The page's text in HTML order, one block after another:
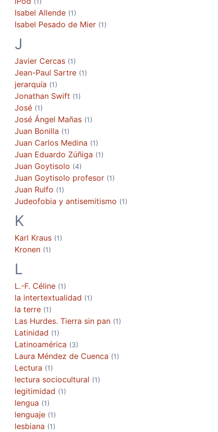
Isabel Allende (1)
Isabel Pesado de Mier (1)
J
Javier Cercas (1)
Jean-Paul Sartre (1)
jerarquía (1)
Jonathan Swift (1)
José (1)
José Ángel Mañas (1)
Juan Bonilla (1)
Juan Carlos Medina (1)
Juan Eduardo Zúñiga (1)
Juan Goytisolo (4)
Juan Goytisolo profesor (1)
Juan Rulfo (1)
Judeofobia y antisemitismo (1)
K
Karl Kraus (1)
Kronen (1)
L
L.-F. Céline (1)
la intertextualidad (1)
la terre (1)
Las Hurdes. Tierra sin pan (1)
Latinidad (1)
Latinoamérica (3)
Laura Méndez de Cuenca (1)
Lectura (1)
lectura sociocultural (1)
legitimidad (1)
lengua (1)
lenguaje (1)
lesbiana (1)